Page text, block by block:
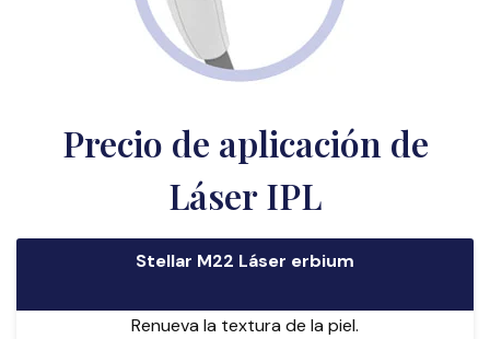
Precio de aplicación de
Láser IPL
Stellar M22 Láser erbium
Renueva la textura de la piel.